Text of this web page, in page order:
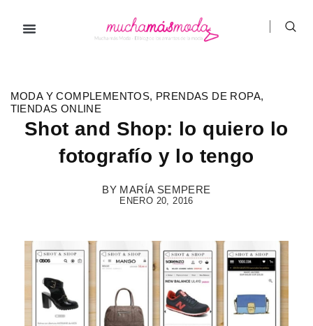
contenido
MODA Y COMPLEMENTOS, PRENDAS DE ROPA,
TIENDAS ONLINE
Shot and Shop: lo quiero lo
fotografío y lo tengo
BY MARÍA SEMPERE
ENERO 20, 2016